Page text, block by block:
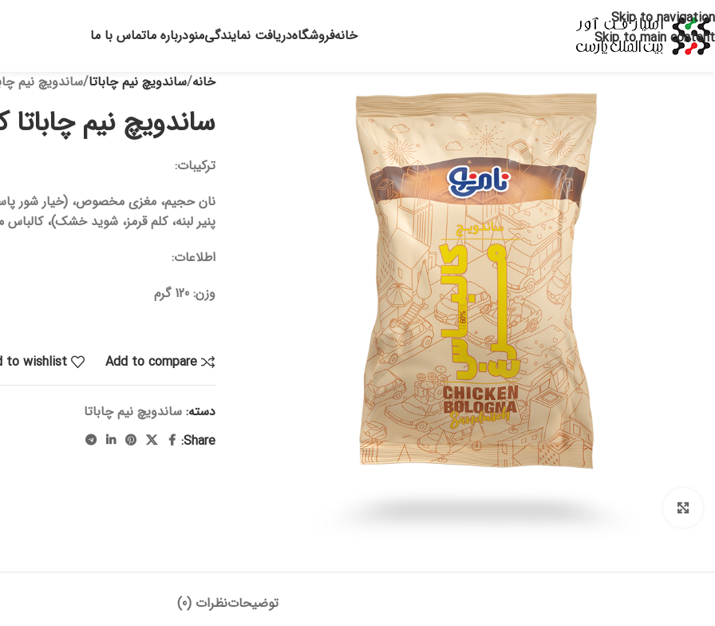
Skip to navigation
Skip to main content
خانهفروشگاهدریافت نمایندگیمنودرباره ماتماس با ما
خانه ساندویچ نیم چاباتا ساندویچ نیم
ساندویچ نیم
ترکیبات:
نان حجیم، مغزی مخصوص، (خیار شور
پنیر لبنه، کلم قرمز، شوید خشک)، کالباس مرغ 60% گوشت مرغ، گوجه
اطلاعات:
وزن: 120 گرم
Add to compare
to wishlist
دسته: ساندویچ نیم چاباتا
Share:
توضیحاتنظرات (0)